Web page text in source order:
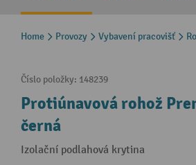
Home Provozy Vybavení pracovišť
Číslo položky: 148239
Protiúnavová rohož
černá
Izolační podlahová krytina